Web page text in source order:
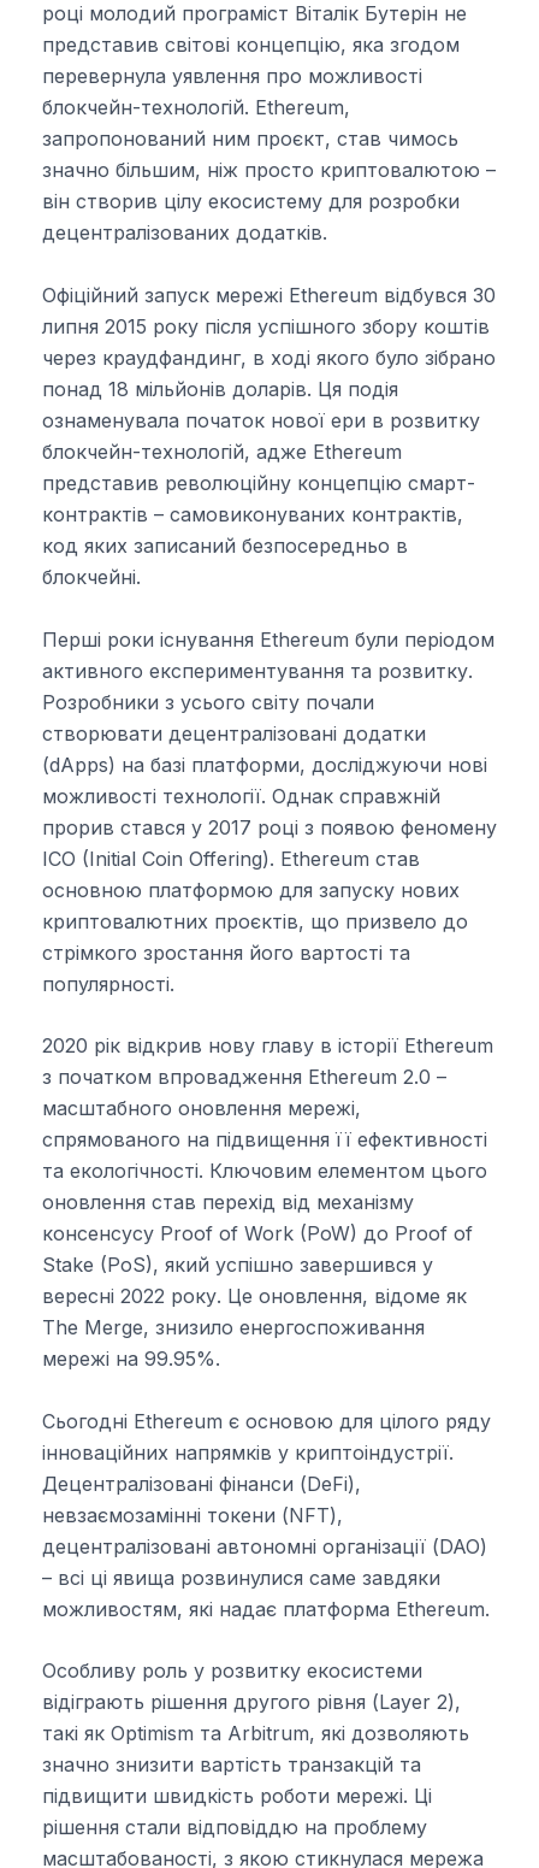
році молодий програміст Віталік Бутерін не
представив світові концепцію, яка згодом
перевернула уявлення про можливості
блокчейн-технологій. Ethereum,
запропонований ним проєкт, став чимось
значно більшим, ніж просто криптовалютою –
він створив цілу екосистему для розробки
децентралізованих додатків.
Офіційний запуск мережі Ethereum відбувся 30
липня 2015 року після успішного збору коштів
через краудфандинг, в ході якого було зібрано
понад 18 мільйонів доларів. Ця подія
ознаменувала початок нової ери в розвитку
блокчейн-технологій, адже Ethereum
представив революційну концепцію смарт-
контрактів – самовиконуваних контрактів,
код яких записаний безпосередньо в
блокчейні.
Перші роки існування Ethereum були періодом
активного експериментування та розвитку.
Розробники з усього світу почали
створювати децентралізовані додатки
(dApps) на базі платформи, досліджуючи нові
можливості технології. Однак справжній
прорив стався у 2017 році з появою феномену
ICO (Initial Coin Offering). Ethereum став
основною платформою для запуску нових
криптовалютних проєктів, що призвело до
стрімкого зростання його вартості та
популярності.
2020 рік відкрив нову главу в історії Ethereum
з початком впровадження Ethereum 2.0 –
масштабного оновлення мережі,
спрямованого на підвищення її ефективності
та екологічності. Ключовим елементом цього
оновлення став перехід від механізму
консенсусу Proof of Work (PoW) до Proof of
Stake (PoS), який успішно завершився у
вересні 2022 року. Це оновлення, відоме як
The Merge, знизило енергоспоживання
мережі на 99.95%.
Сьогодні Ethereum є основою для цілого ряду
інноваційних напрямків у криптоіндустрії.
Децентралізовані фінанси (DeFi),
невзаємозамінні токени (NFT),
децентралізовані автономні організації (DAO)
– всі ці явища розвинулися саме завдяки
можливостям, які надає платформа Ethereum.
Особливу роль у розвитку екосистеми
відіграють рішення другого рівня (Layer 2),
такі як Optimism та Arbitrum, які дозволяють
значно знизити вартість транзакцій та
підвищити швидкість роботи мережі. Ці
рішення стали відповіддю на проблему
масштабованості, з якою стикнулася мережа